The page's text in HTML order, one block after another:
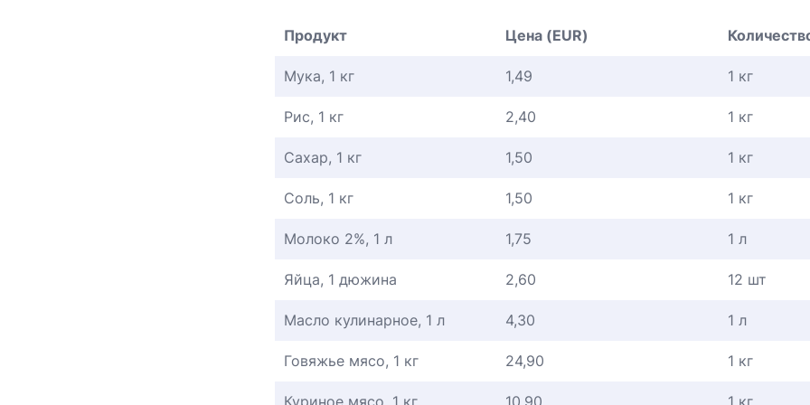
Продукт Цена (EUR)
Мука, 1 кг 1,49 1 кг
Рис, 1 кг 2,40 1 кг
Сахар, 1 кг 1,50 1 кг
Соль, 1 кг 1,50 1 кг
Молоко 2%, 1 л 1,75 1 л
Яйца, 1 дюжина 2,60 12 шт
Масло кулинарное, 1 л 4,30 1 л
Говяжье мясо, 1 кг 24,90 1 кг
Куриное мясо, 1 кг 10,90 1 кг